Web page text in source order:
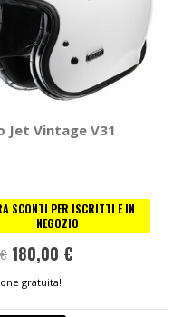
Jet Vintage V31
SCONTI PER ISCRITTI E IN
NEGOZIO
180,00 €
gratuita!